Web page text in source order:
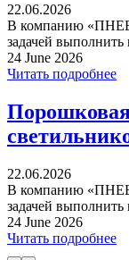
22.06.2026
В компанию
задачей
24 June 2026
Читать подробнее
22.06.2026
В компанию
задачей
24 June 2026
Читать подробнее